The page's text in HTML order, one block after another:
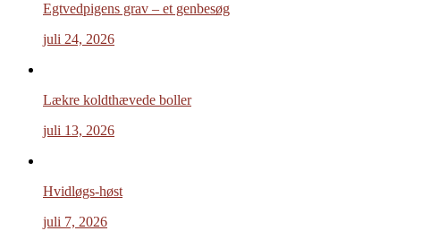
Egtvedpigens grav – et genbesøg
juli 24, 2026
Lækre koldthævede boller
juli 13, 2026
Hvidløgs-høst
juli 7, 2026